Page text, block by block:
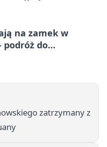
na zamek w
podróż do
zatrzymany z